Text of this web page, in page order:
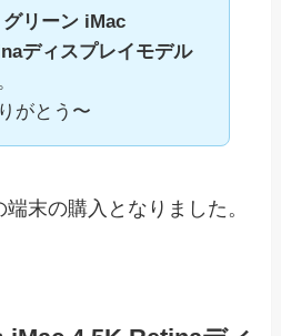
リーン iMac
ディスプレイモデル
がとう〜
末の購入となりました。